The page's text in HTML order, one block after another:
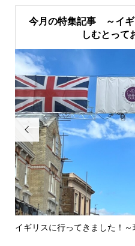
今月の特集記事 ～イ
しむとって

イギリスに行ってきました！